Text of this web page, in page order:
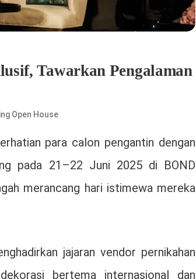
Tawarkan Pengalaman
Open House
para calon pengantin dengan
pada 21–22 Juni 2025 di BOND
merancang hari istimewa mereka
jajaran vendor pernikahan
bertema internasional dan